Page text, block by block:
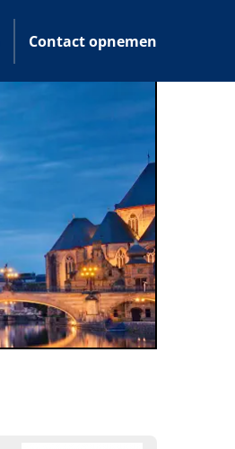
Contact opnemen